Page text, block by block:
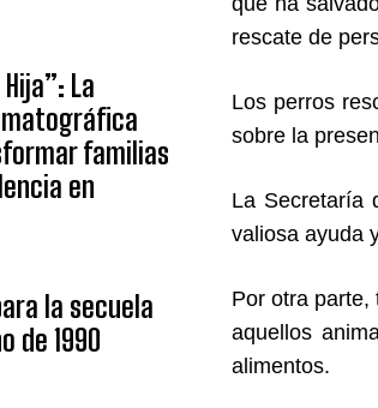
La
familias
en
la secuela
de 1990
rescate de
Los perros
sobre la
La Secretaría
valiosa ayuda
Por otra
aquellos
alimentos.